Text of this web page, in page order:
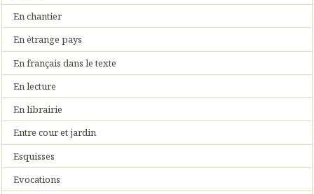
En chantier
En étrange pays
En français dans le texte
En lecture
En librairie
Entre cour et jardin
Esquisses
Evocations